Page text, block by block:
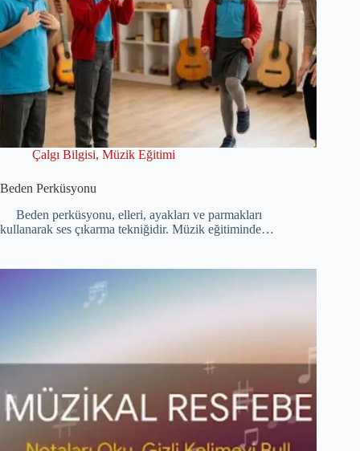
Çalgı Bilgisi, Müzik Eğitimi
Beden Perküsyonu
Beden perküsyonu, elleri, ayakları ve parmakları
kullanarak ses çıkarma tekniğidir. Müzik eğitiminde…